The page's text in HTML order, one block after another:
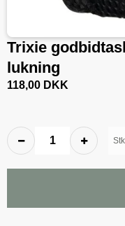
Trixie
lukning
118,00 DKK
Stk